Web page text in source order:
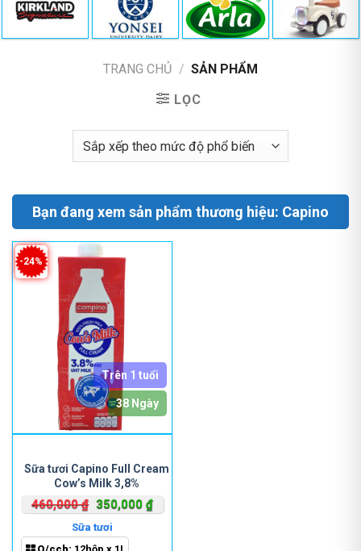
TRANG CHỦ / SẢN PHẨM
LỌC
Bạn đang xem sản phẩm thương hiệu: Capino
-24%
Sữa tươi Capino Full Cream
Cow’s Milk 3,8%
460,000₫ Giá
gốc
là:
350,000 ₫Giá
Sữa tươi
Trên 1 tuổi
38 Ngày